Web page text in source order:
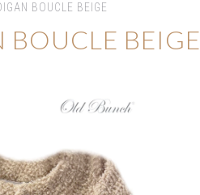
BOUCLE BEIGE
BEIGE